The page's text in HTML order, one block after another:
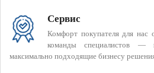
Сервис
Комфорт покупателя для нас
команды специалистов —
максимально подходящие бизнесу